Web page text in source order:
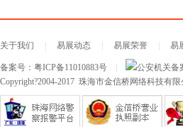
关于我们 易展动态 易展荣誉 易
备案号： 粤ICP备11010883号 公安机关备
Copyright?2004-2017 珠海市金信桥网络科技有